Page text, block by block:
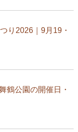
り2026｜9月19・
鶴公園の開催日・